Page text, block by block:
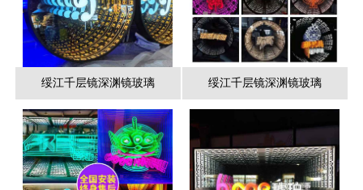
绥江千层镜深渊镜玻璃 绥江千层镜深渊镜玻璃